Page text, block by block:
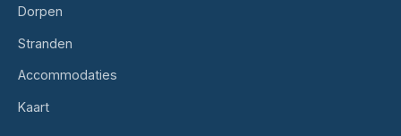
Dorpen
Stranden
Accommodaties
Kaart